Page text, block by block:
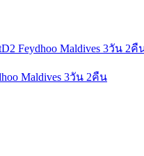
Maldives 3วัน 2คืน